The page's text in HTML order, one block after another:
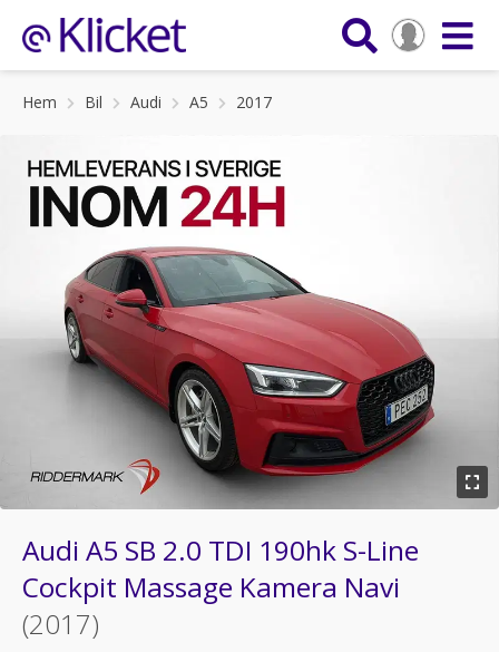
Hem Bil Audi A5 2017
Audi A5 SB 2.0 TDI 190hk S-Line
Cockpit Massage Kamera Navi
(2017)